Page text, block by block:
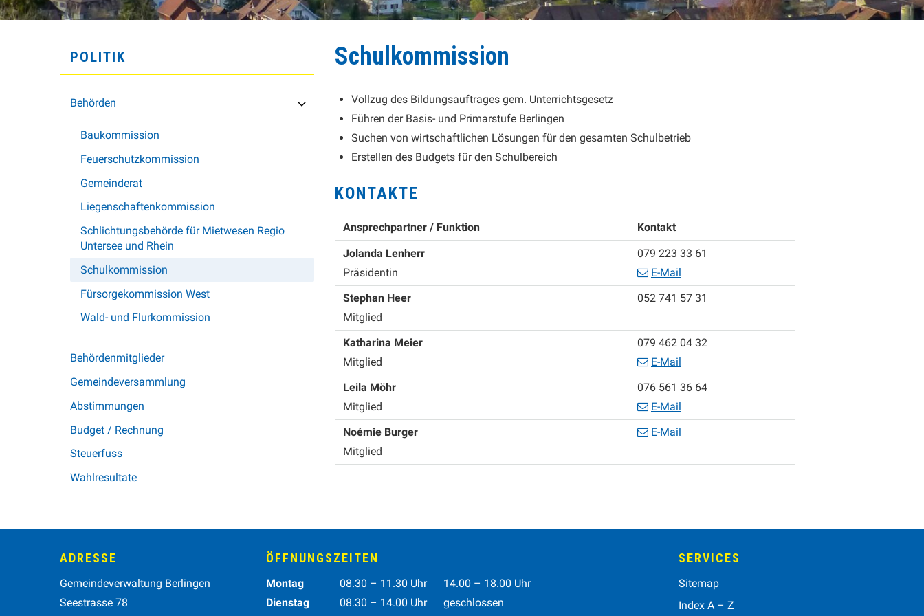
SUBNAVIGATION
POLITIK
Behörden
Baukommission
Feuerschutzkommission
Gemeinderat
Liegenschaftenkommission
Schlichtungsbehörde für Mietwesen Regio
Untersee und Rhein
Schulkommission
Fürsorgekommission West
Wald- und Flurkommission
Behördenmitglieder
Gemeindeversammlung
Abstimmungen
Budget / Rechnung
Steuerfuss
Wahlresultate
Schulkommission
BESCHREIBUNG SCHULKOMMISSION
Vollzug des Bildungsauftrages gem. Unterrichtsgesetz
Führen der Basis- und Primarstufe Berlingen
Suchen von wirtschaftlichen Lösungen für den gesamten Schulbetrieb
Erstellen des Budgets für den Schulbereich
KONTAKTE
Ansprechpartner / Funktion
Kontakt
Jolanda LenherrFunktion
Präsidentin
Mobil
079 223 33 61
E-Mail
Stephan HeerFunktion
Mitglied
Tel.
052 741 57 31
Katharina MeierFunktion
Mitglied
Mobil
079 462 04 32
E-Mail
Leila MöhrFunktion
Mitglied
Zentrale
076 561 36 64
E-Mail
Noémie BurgerFunktion
Mitglied
E-Mail
FooterADRESSE
Gemeindeverwaltung Berlingen
Seestrasse 78
ÖFFNUNGSZEITEN
Wochentag Vormittag Nachmittag
Montag 08.30 – 11.30 Uhr
14.00 – 18.00 Uhr
Dienstag
08.30 – 14.00 Uhr
geschlossen
SERVICES
Sitemap
Index A – Z